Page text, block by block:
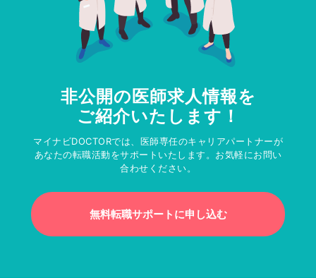
非公開の医師求人情報を
ご紹介いたします！
マイナビDOCTORでは、医師専任のキャリアパートナーが
あなたの転職活動をサポートいたします。お気軽にお問い
合わせください。
無料転職サポートに申し込む